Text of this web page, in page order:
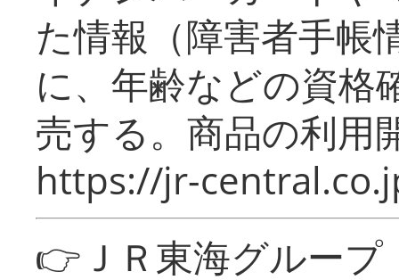
た情報（障害者手帳
に、年齢などの資格
売する。商品の利用
https://jr-
👉ＪＲ東海グルー